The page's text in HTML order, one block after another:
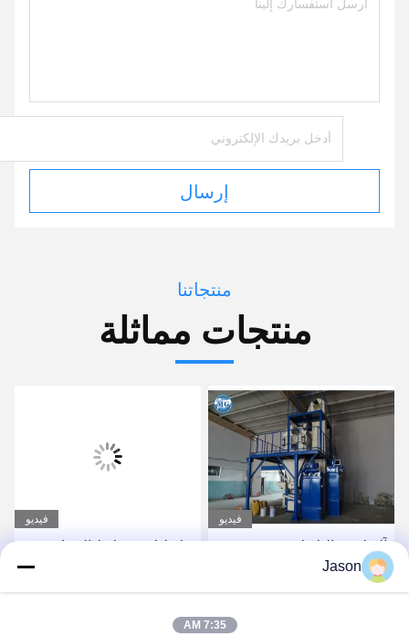
إرسال
منتجاتنا
منتجات مماثلة
فيديو
خلاط لاصق بلاط الصناعية
آلة لخلط الأسمنت الرمال
خلط
فيديو
380V 50HZ آلة لصق البلاط
الجاف
Jason
7:35 AM